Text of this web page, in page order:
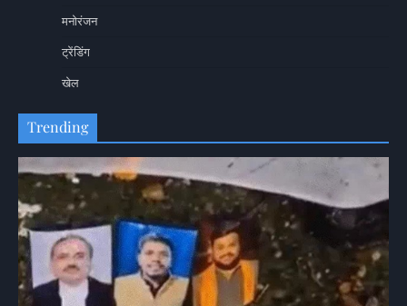
मनोरंजन
ट्रेंडिंग
खेल
Trending